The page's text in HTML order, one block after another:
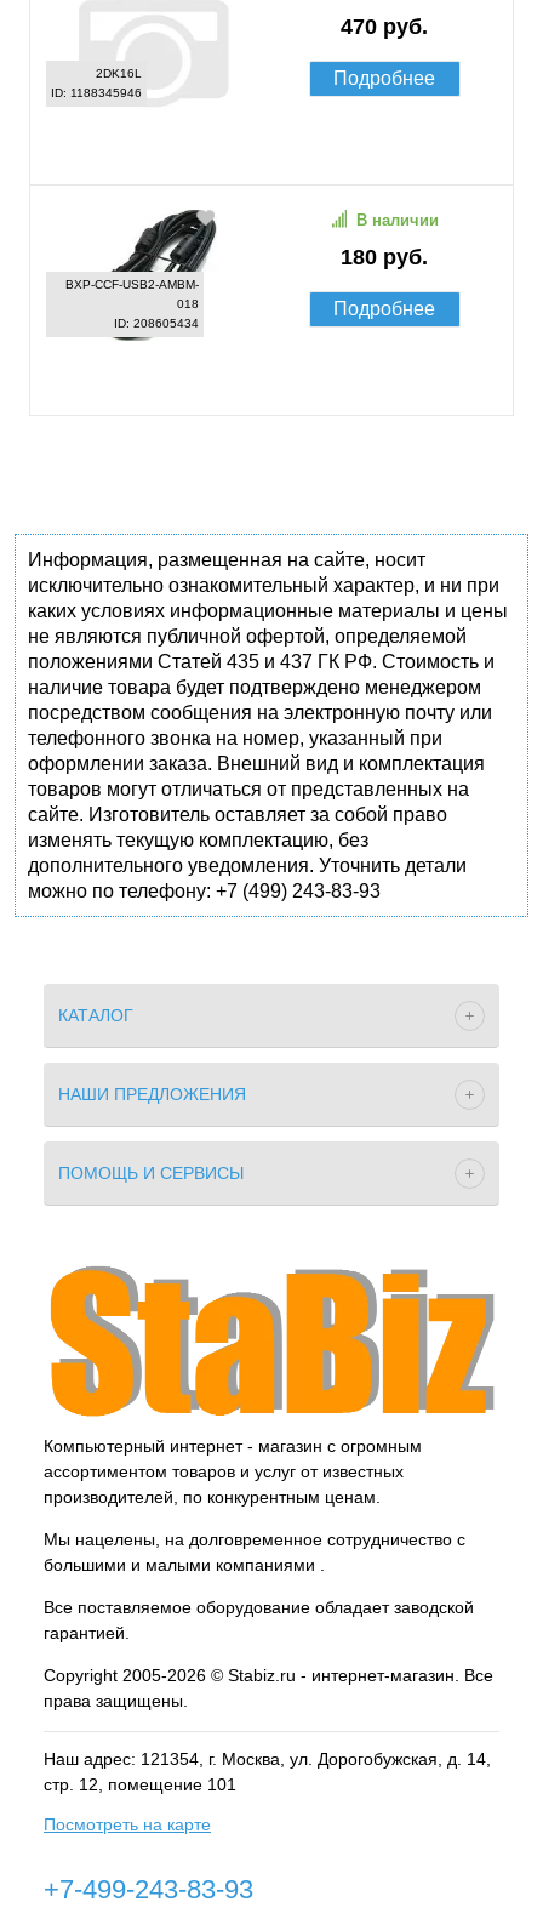
2DK16L
ID: 1188345946
470 руб.
Подробнее
BXP-CCF-USB2-AMBM-
018
ID: 208605434
180 руб.
В наличии
Подробнее
Информация, размещенная на сайте, носит
исключительно ознакомительный характер, и ни при
каких условиях информационные материалы и цены
не являются публичной офертой, определяемой
положениями Статей 435 и 437 ГК РФ. Стоимость и
наличие товара будет подтверждено менеджером
посредством сообщения на электронную почту или
телефонного звонка на номер, указанный при
оформлении заказа. Внешний вид и комплектация
товаров могут отличаться от представленных на
сайте. Изготовитель оставляет за собой право
изменять текущую комплектацию, без
дополнительного уведомления. Уточнить детали
можно по телефону: +7 (499) 243-83-93
КАТАЛОГ
НАШИ ПРЕДЛОЖЕНИЯ
ПОМОЩЬ И СЕРВИСЫ
Компьютерный интернет - магазин с огромным
ассортиментом товаров и услуг от известных
производителей, по конкурентным ценам.
Мы нацелены, на долговременное сотрудничество с
большими и малыми компаниями .
Все поставляемое оборудование обладает заводской
гарантией.
Copyright 2005-2026 © Stabiz.ru - интернет-магазин. Все
права защищены.
Наш адрес: 121354, г. Москва , ул. Дорогобужская, д. 14,
стр. 12, помещение 101
Посмотреть на карте
+7-499-243-83-93